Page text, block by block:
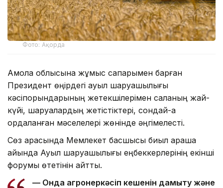
Фото: Ақорда
Ақмола облысына жұмыс сапарымен барған
Президент өңірдегі ауыл шаруашылығы
кәсіпорындарының жетекшілерімен саланың жай-
күйі, шаруалардың жетістіктері, сондай-ақ
қордаланған мәселелері жөнінде әңгімелесті.
Сөз арасында Мемлекет басшысы биыл қараша
айында Ауыл шаруашылығы еңбеккерлерінің екінші
форумы өтетінін айтты.
— Онда агроөнеркәсіп кешенін дамыту және